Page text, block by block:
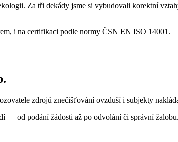
Za tři dekády jsme si vybudovali korektní
i na certifikaci podle normy ČSN EN ISO 14001.
zdrojů znečišťování ovzduší i subjekty
— od podání žádosti až po odvolání či správní žalobu.